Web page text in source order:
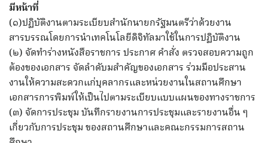
มีหน้าที่
(๑)ปฏิบัติงานตามระเบียบสำนักนายกรัฐมนตรีว่าด้วยงาน
สารบรรณโดยการนำเทคโนโลยีดิจิทัลมาใช้ในการปฏิบัติงาน
(๒) จัดทำร่างหนังสือราชการ ประกาศ คำสั่ง ตรวจสอบความถูก
ต้องของเอกสาร จัดลำดับมสำคัญของเอกสาร ร่วมมือประสาน
งานให้ความสะดวกแก่บุคลากรและหน่วยงานในสถานศึกษา
เอกสารการพิมพ์ให้เป็นไปตามระเบียบแบบแผนของทางราชการ
(๓) จัดการประชุม บันทึกรายงานการประชุมและรายงานอื่น ๆ
เกี่ยวกับการประชุม ของสถานศึกษาและคณะกรรมการสถาน